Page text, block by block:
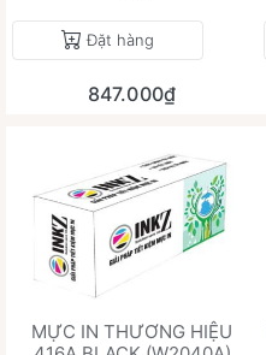
Đặt hàng
847.000₫
MỰC IN THƯƠNG HIỆU